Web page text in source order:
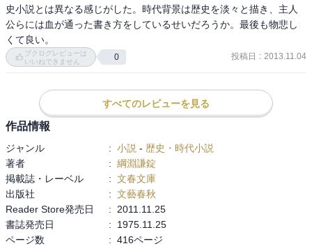
史小説とは異なる感じがした。時代背景は歴史を淡々と描き、主人
公らには血が通った書き方をしているせいだろうか。最後も物悲し
くて良い。
ブクログレビューは
いいねできません
0 投稿日 : 2013.11.04
すべてのレビューを見る
作品情報
ジャンル : 小説 - 歴史・時代小説
著者
: 綱淵謙錠
掲載誌・レーベル
: 文春文庫
出版社
: 文藝春秋
Reader Store発売日
:
2011.11.25
書誌発売日
:
1975.11.25
ページ数
: 416ページ